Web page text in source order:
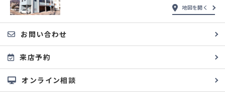
(1) 不動産についてのサービスの提供
(2) 不動産についてのサービスのアフターサービスの提供
(3) 不動産についてのサービスのお知らせ・ＰＲ、調査・データ集積、
研究開発
(5) その他上記(1)から(4)に附随する業務の実施
なお、当社は、サイト管理会社が提供するサービス改善に必要な範囲
で、お客様の個人データをサイト管理会社に提供します。
地図を開く
お問い合わせ
来店予約
オンライン相談